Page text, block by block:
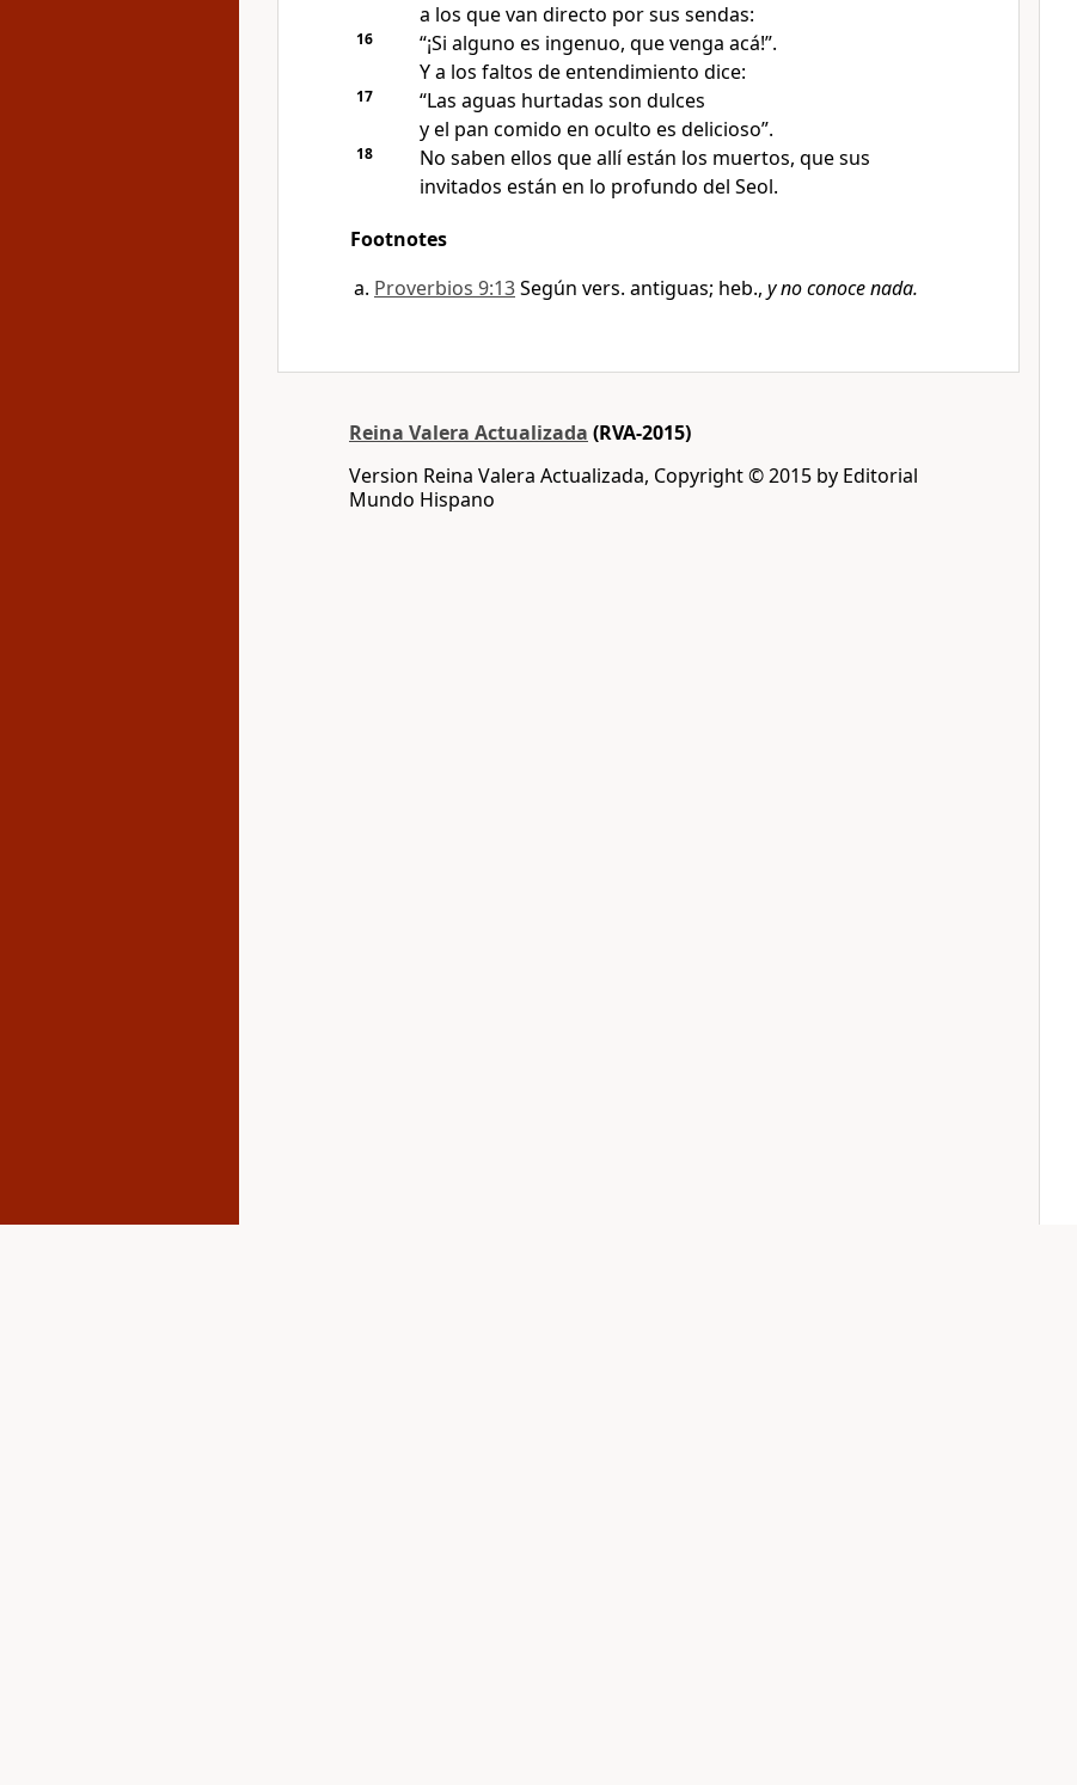
a los que van directo por sus sendas:
16
“¡Si alguno es ingenuo, que venga acá!”.
Y a los faltos de entendimiento dice:
17
“Las aguas hurtadas son dulces
y el pan comido en oculto es delicioso”.
18
No saben ellos que allí están los muertos, que sus
invitados están en lo profundo del Seol.
Footnotes
Proverbios 9:13Según vers. antiguas; heb., y no conoce nada.
Reina Valera Actualizada (RVA-2015)
Version Reina Valera Actualizada, Copyright © 2015 by Editorial
Mundo Hispano